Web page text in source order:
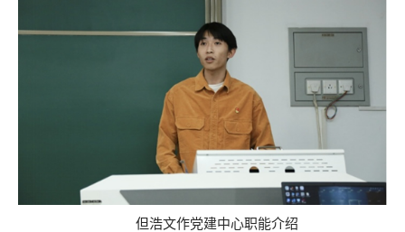
但浩文作党建中心职能介绍